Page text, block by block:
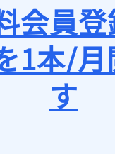
会員
1本/
す